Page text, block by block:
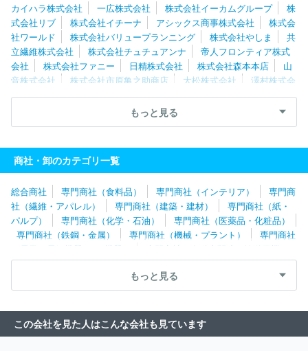
カイハラ株式会社 一広株式会社 株式会社イーカムグループ
株
式会社リブ
株式会社イチーナ アシックス商事株式会社
株式会
社ワールド
株式会社バリュープランニング 株式会社やしま
共
立繊維株式会社
株式会社チュチュアンナ
帝人フロンティア株式
会社
株式会社ファニー 日精株式会社 株式会社森本本店
山
音株式会社
株式会社市原亀之助商店 大松株式会社
澤村株式会
社
株式会社クラボウインターナショナル 京商株式会社
マルカ
株式会社ハヤシゴ
株式会社アスデ
ィック
リリン株式会社
株式会社ＷＳＰ 株式会社元廣
八木兵株式会
社
株式会社サンウェル
株式会社
瀧定名古屋株式会社
株式会社ＢＭホールディングス
パシバ株式会社
タビオ株式会社 丸眞株式会社
株式会社ヤ
ギ
株式会社ＰＡＬＴＡＣ 前多株式会社 ウライ株式会社
瀧
本株式会社
清原株式会社 クロスプラス株式会社
タキヒヨー株
タペストリー・ジャパン合同会社
株式会社アラ
株式会社ベイクルーズ 株式会社フジコウ
株式
会社ナイガイ
株式会社銀座ヨシノヤ
株式会社ヤマノホールディ
ングス
株式会社馬里奈 西川株式会社
株式会社ヒットマン
もっと見る
商社・卸のカテゴリ一覧
総合商社 専門商社（食料品） 専門商社（インテリア）
専門商
社（繊維・アパレル）
専門商社（建築・建材）
専門商社（紙・
パルプ）
専門商社（化学・石油）
専門商社（医薬品・化粧品）
専門商社（鉄鋼・金属）
専門商社（機械・プラント）
専門商社
（電子・電気機器・OA機器）
専門商社（自動車関連・輸送用機
器）
専門商社（医療機器）
専門商社（文具・事務用品・日用
専門商社（スポーツ・レジャー用品） 専門商社（その他）
もっと見る
この会社を見た人はこんな会社も見ています